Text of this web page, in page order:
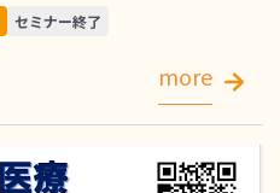
セミナー終了
more